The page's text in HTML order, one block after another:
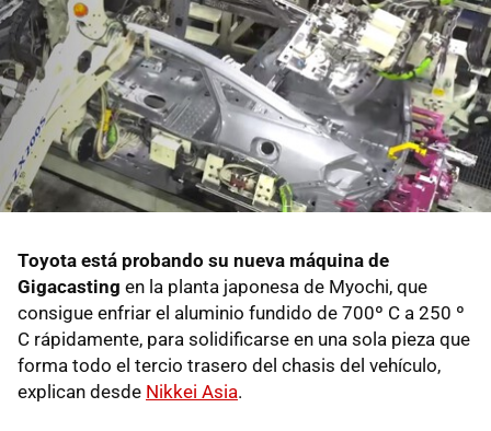
Toyota está probando su nueva máquina de
Gigacasting en la planta japonesa de Myochi, que
consigue enfriar el aluminio fundido de 700º C a 250 º
C rápidamente, para solidificarse en una sola pieza que
forma todo el tercio trasero del chasis del vehículo,
explican desde Nikkei Asia.